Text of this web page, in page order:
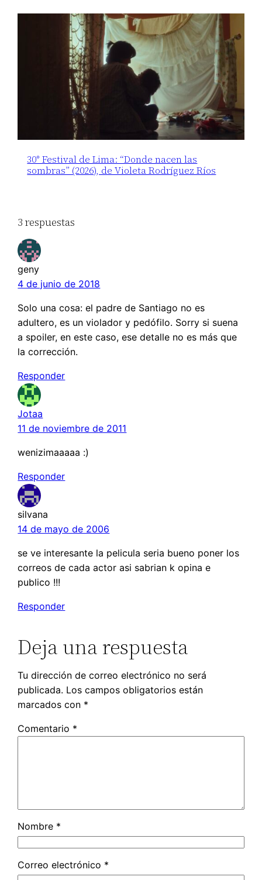
30° Festival de Lima: “Donde nacen las
sombras” (2026), de Violeta Rodríguez Ríos
3 respuestas
geny
4 de junio de 2018
Solo una cosa: el padre de Santiago no es
adultero, es un violador y pedófilo. Sorry si suena
a spoiler, en este caso, ese detalle no es más que
la corrección.
Responder
Jotaa
11 de noviembre de 2011
wenizimaaaaa :)
Responder
silvana
14 de mayo de 2006
se ve interesante la pelicula seria bueno poner los
correos de cada actor asi sabrian k opina e
publico !!!
Responder
Deja una respuesta
Tu dirección de correo electrónico no será
publicada. Los campos obligatorios están
marcados con *
Comentario *
Nombre *
Correo electrónico *